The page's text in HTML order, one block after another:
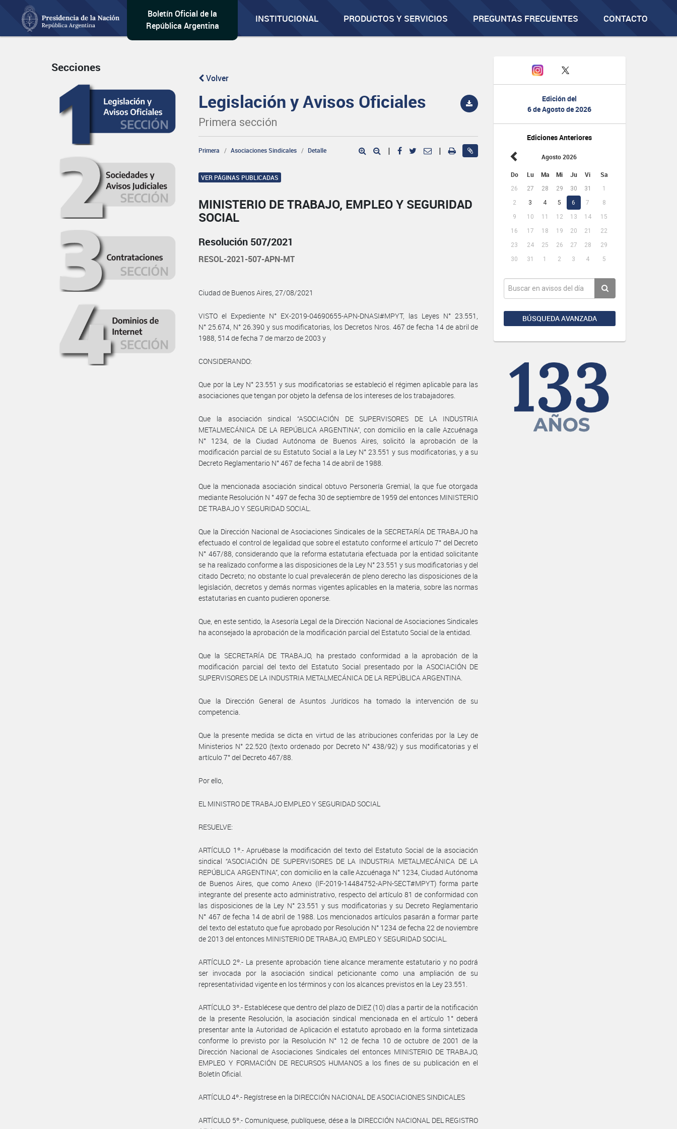
Boletín Oficial de la
República Argentina
INSTITUCIONAL PRODUCTOS Y SERVICIOS PREGUNTAS FRECUENTES CONTACTO
Edición del
6 de Agosto de 2026
Ediciones Anteriores
Agosto 2026
Do Lu Ma Mi Ju Vi Sa
26 27 28 29 30 31
1
2
3 4 5 6 7
8
9
10 11 12 13 14
15
16
17 18 19 20 21
22
23
24 25 26 27 28
29
30
31 1 2 3 4 5
BÚSQUEDA AVANZADA
Secciones
Volver
Legislación y Avisos Oficiales
Primera sección
Primera Asociaciones Sindicales Detalle | |
VER PÁGINAS PUBLICADAS
MINISTERIO DE TRABAJO, EMPLEO Y SEGURIDAD
SOCIAL
Resolución 507/2021
RESOL-2021-507-APN-MT
Ciudad de Buenos Aires, 27/08/2021
VISTO el Expediente N° EX-2019-04690655-APN-DNASI#MPYT, las Leyes N° 23.551,
N° 25.674, N° 26.390 y sus modificatorias, los Decretos Nros. 467 de fecha 14 de abril de
1988, 514 de fecha 7 de marzo de 2003 y
CONSIDERANDO:
Que por la Ley N° 23.551 y sus modificatorias se estableció el régimen aplicable para las
asociaciones que tengan por objeto la defensa de los intereses de los trabajadores.
Que la asociación sindical “ASOCIACIÓN DE SUPERVISORES DE LA INDUSTRIA
METALMECÁNICA DE LA REPÚBLICA ARGENTINA”, con domicilio en la calle Azcuénaga
N° 1234, de la Ciudad Autónoma de Buenos Aires, solicitó la aprobación de la
modificación parcial de su Estatuto Social a la Ley N° 23.551 y sus modificatorias, y a su
Decreto Reglamentario N° 467 de fecha 14 de abril de 1988.
Que la mencionada asociación sindical obtuvo Personería Gremial, la que fue otorgada
mediante Resolución N ° 497 de fecha 30 de septiembre de 1959 del entonces MINISTERIO
DE TRABAJO Y SEGURIDAD SOCIAL.
Que la Dirección Nacional de Asociaciones Sindicales de la SECRETARÍA DE TRABAJO ha
efectuado el control de legalidad que sobre el estatuto conforme el artículo 7° del Decreto
N° 467/88, considerando que la reforma estatutaria efectuada por la entidad solicitante
se ha realizado conforme a las disposiciones de la Ley N° 23.551 y sus modificatorias y del
citado Decreto; no obstante lo cual prevalecerán de pleno derecho las disposiciones de la
legislación, decretos y demás normas vigentes aplicables en la materia, sobre las normas
estatutarias en cuanto pudieren oponerse.
Que, en este sentido, la Asesoría Legal de la Dirección Nacional de Asociaciones Sindicales
ha aconsejado la aprobación de la modificación parcial del Estatuto Social de la entidad.
Que la SECRETARÍA DE TRABAJO, ha prestado conformidad a la aprobación de la
modificación parcial del texto del Estatuto Social presentado por la ASOCIACIÓN DE
SUPERVISORES DE LA INDUSTRIA METALMECÁNICA DE LA REPÚBLICA ARGENTINA.
Que la Dirección General de Asuntos Jurídicos ha tomado la intervención de su
competencia.
Que la presente medida se dicta en virtud de las atribuciones conferidas por la Ley de
Ministerios N° 22.520 (texto ordenado por Decreto N° 438/92) y sus modificatorias y el
artículo 7° del Decreto 467/88.
Por ello,
EL MINISTRO DE TRABAJO EMPLEO Y SEGURIDAD SOCIAL
RESUELVE:
ARTÍCULO 1º.- Apruébase la modificación del texto del Estatuto Social de la asociación
sindical “ASOCIACIÓN DE SUPERVISORES DE LA INDUSTRIA METALMECÁNICA DE LA
REPÚBLICA ARGENTINA”, con domicilio en la calle Azcuénaga N° 1234, Ciudad Autónoma
de Buenos Aires, que como Anexo (IF-2019-14484752-APN-SECT#MPYT) forma parte
integrante del presente acto administrativo, respecto del artículo 81 de conformidad con
las disposiciones de la Ley N° 23.551 y sus modificatorias y su Decreto Reglamentario
N° 467 de fecha 14 de abril de 1988. Los mencionados artículos pasarán a formar parte
del texto del estatuto que fue aprobado por Resolución N° 1234 de fecha 22 de noviembre
de 2013 del entonces MINISTERIO DE TRABAJO, EMPLEO Y SEGURIDAD SOCIAL.
ARTÍCULO 2º.- La presente aprobación tiene alcance meramente estatutario y no podrá
ser invocada por la asociación sindical peticionante como una ampliación de su
representatividad vigente en los términos y con los alcances previstos en la Ley 23.551.
ARTÍCULO 3º.- Establécese que dentro del plazo de DIEZ (10) días a partir de la notificación
de la presente Resolución, la asociación sindical mencionada en el artículo 1° deberá
presentar ante la Autoridad de Aplicación el estatuto aprobado en la forma sintetizada
conforme lo previsto por la Resolución N° 12 de fecha 10 de octubre de 2001 de la
Dirección Nacional de Asociaciones Sindicales del entonces MINISTERIO DE TRABAJO,
EMPLEO Y FORMACIÓN DE RECURSOS HUMANOS a los fines de su publicación en el
Boletín Oficial.
ARTÍCULO 4º.- Regístrese en la DIRECCIÓN NACIONAL DE ASOCIACIONES SINDICALES
ARTÍCULO 5º.- Comuníquese, publíquese, dése a la DIRECCIÓN NACIONAL DEL REGISTRO